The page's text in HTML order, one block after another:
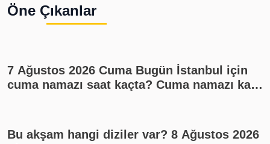
Öne Çıkanlar
7 Ağustos 2026 Cuma Bugün İstanbul için
cuma namazı saat kaçta? Cuma namazı kaç
Bu akşam hangi diziler var? 8 Ağustos 2026